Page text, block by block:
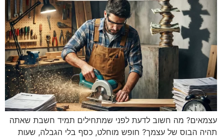
עצמאים? מה חשוב לדעת לפני שמתחילים תמיד חשבת שאתה
תהיה הבוס של עצמך? חופש מוחלט, כסף בלי הגבלה, שעות